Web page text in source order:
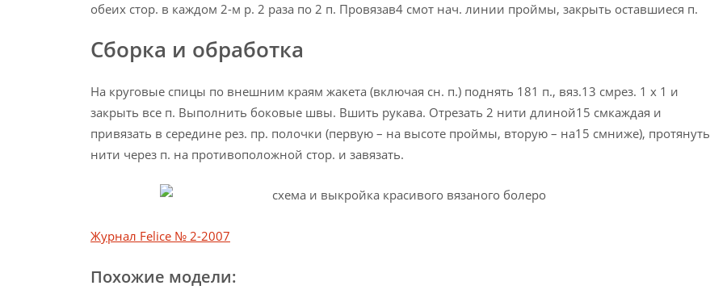
обеих стор. в каждом 2-м р. 2 раза по 2 п. Провязав4 смот нач. линии проймы, закрыть оставшиеся п.
Сборка и обработка
На круговые спицы по внешним краям жакета (включая сн. п.) поднять 181 п., вяз.13 смрез. 1 х 1 и
закрыть все п. Выполнить боковые швы. Вшить рукава. Отрезать 2 нити длиной15 смкаждая и
привязать в середине рез. пр. полочки (первую – на высоте проймы, вторую – на15 смниже), протянуть
нити через п. на противоположной стор. и завязать.
Журнал Felice № 2-2007
Похожие модели: